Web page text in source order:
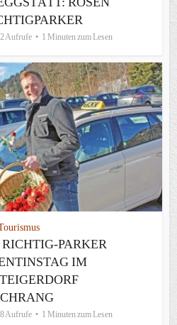
Aufrufe 1 Minuten zum Lesen
RICHTIG-PARKER
IM
Aufrufe 1 Minuten zum Lesen